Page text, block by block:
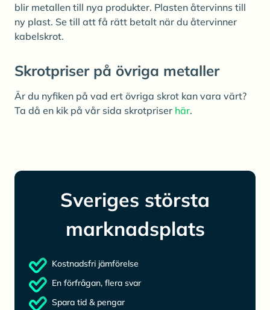
blir metallen till nya produkter. Plasten återvinns till
ny plast. Se till att få rätt betalt när du återvinner
kabelskrot.
Skrotpriser på övriga metaller
Är du nyfiken på vad ert övriga skrot kan vara värt?
Ta då en kik på vår sida skrotpriser här.
Sveriges största
marknadsplats
Kostnadsfri jämförelse
En förfrågan, flera svar
Spara tid & pengar